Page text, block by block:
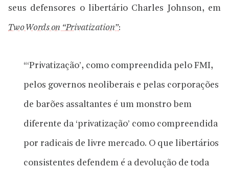
seus defensores o libertário Charles Johnson, em
Two Words on “Privatization”:
“‘Privatização’, como compreendida pelo FMI,
pelos governos neoliberais e pelas corporações
de barões assaltantes é um monstro bem
diferente da ‘privatização’ como compreendida
por radicais de livre mercado. O que libertários
consistentes defendem é a devolução de toda